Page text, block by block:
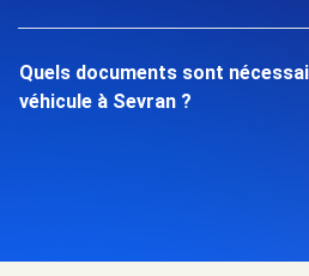
Quels documents sont
véhicule à Sevran ?